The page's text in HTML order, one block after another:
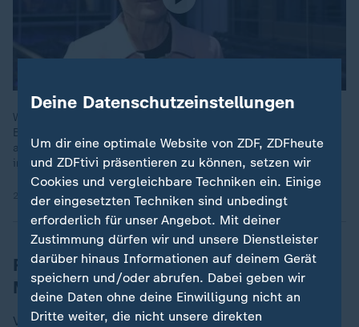
Wirtschaftsweise Veronika Grimm kritisiert die
Bundesregierung, die zwar "eine Krise nach der anderen"
adressiere. Strukturelle Reformen schiebe Schwarz-Rot aber
immer weiter nach vorne.
22.04.2026 | 1:16 min
Röttgen: Reden über eine
Minderheitsregierung ist "Unsinn"
Von diesen Aussagen zeigte sich der stellvertretende
Deine Datenschutzeinstellungen
Um dir eine optimale Website von ZDF, ZDFheute
und ZDFtivi präsentieren zu können, setzen wir
Cookies und vergleichbare Techniken ein. Einige
der eingesetzten Techniken sind unbedingt
erforderlich für unser Angebot. Mit deiner
Zustimmung dürfen wir und unsere Dienstleister
darüber hinaus Informationen auf deinem Gerät
speichern und/oder abrufen. Dabei geben wir
deine Daten ohne deine Einwilligung nicht an
Dritte weiter, die nicht unsere direkten